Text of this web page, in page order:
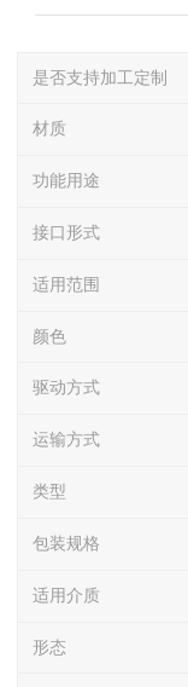
是否支持加工定制
材质
功能用途
接口形式
适用范围
颜色
驱动方式
运输方式
类型
包装规格
适用介质
形态